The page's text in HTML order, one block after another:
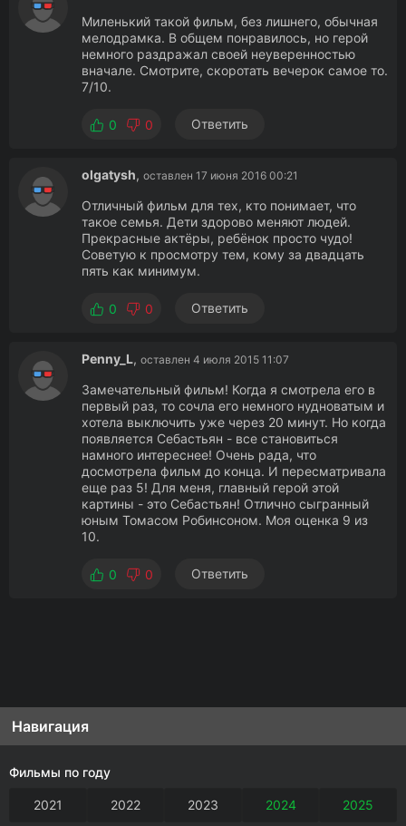
Миленький такой фильм, без лишнего, обычная
мелодрамка. В общем понравилось, но герой
немного раздражал своей неуверенностью
вначале. Смотрите, скоротать вечерок самое то.
7/10.
0 0 Ответить
olgatysh, оставлен 17 июня 2016 00:21
Отличный фильм для тех, кто понимает, что
такое семья. Дети здорово меняют людей.
Прекрасные актёры, ребёнок просто чудо!
Советую к просмотру тем, кому за двадцать
пять как минимум.
0 0 Ответить
Penny_L, оставлен 4 июля 2015 11:07
Замечательный фильм! Когда я смотрела его в
первый раз, то сочла его немного нудноватым и
хотела выключить уже через 20 минут. Но когда
появляется Себастьян - все становиться
намного интереснее! Очень рада, что
досмотрела фильм до конца. И пересматривала
еще раз 5! Для меня, главный герой этой
картины - это Себастьян! Отлично сыгранный
юным Томасом Робинсоном. Моя оценка 9 из
10.
0 0 Ответить
Навигация
Фильмы по году
2021 2022 2023 2024 2025